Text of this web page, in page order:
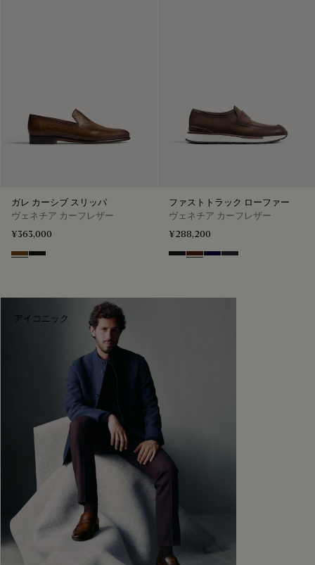
ガレ カーシブ スリッパ
ヴェネチア カーフレザー
¥363,000
Tobacco Bis
Nero Grigio
ファストトラック ローファー
ヴェネチア カーフレザー
¥288,200
Nero Grigio
Marrone Intenso
Nero BluNero Fume
アイコニック